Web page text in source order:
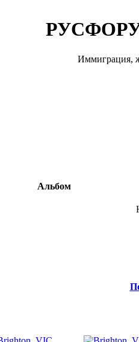
Иммиграция,
Альбом